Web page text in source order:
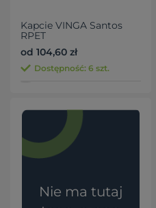
Kapcie VINGA Santos
RPET
od 104,60 zł
Dostępność: 6 szt.
Nie ma tutaj